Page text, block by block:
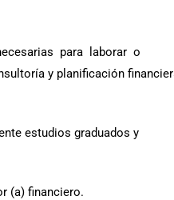
para laborar o
y planificación
estudios graduados y
(a) financiero.